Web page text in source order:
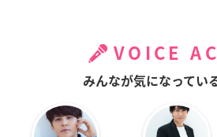
VOICE
みんなが気になってい